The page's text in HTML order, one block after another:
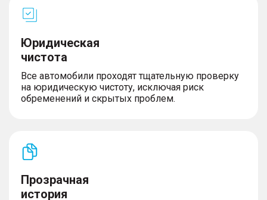
Юридическая
чистота
Все автомобили проходят тщательную проверку
на юридическую чистоту, исключая риск
обременений и скрытых проблем.
Прозрачная
история